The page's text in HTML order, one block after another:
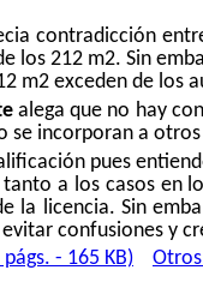
contradicción
los 212 m2. Sin
m2 exceden de los
alega que no hay
se incorporan a
pues
tanto a los casos en
la licencia. Sin
confusiones y
- 165 KB)